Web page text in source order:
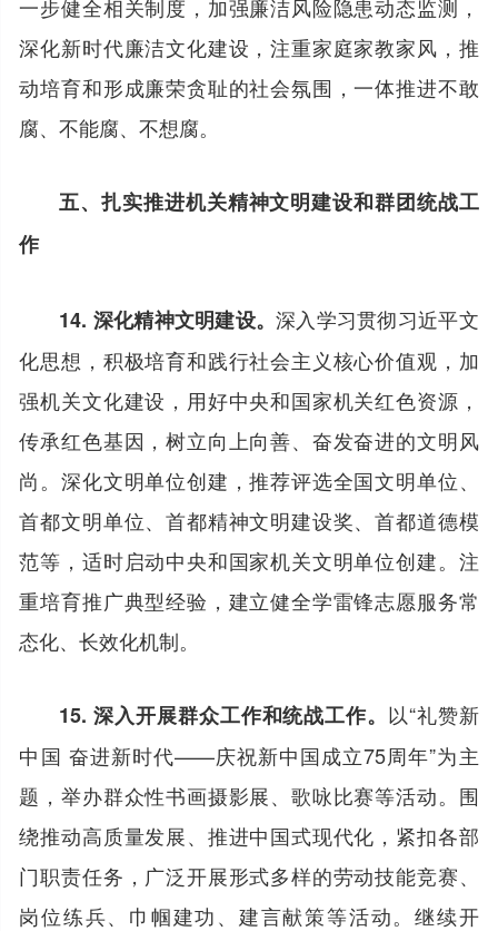
一步健全相关制度，加强廉洁风险隐患动态监测，
深化新时代廉洁文化建设，注重家庭家教家风，推
动培育和形成廉荣贪耻的社会氛围，一体推进不敢
腐、不能腐、不想腐。
五、扎实推进机关精神文明建设和群团统战工
作
14. 深化精神文明建设。深入学习贯彻习近平文
化思想，积极培育和践行社会主义核心价值观，加
强机关文化建设，用好中央和国家机关红色资源，
传承红色基因，树立向上向善、奋发奋进的文明风
尚。深化文明单位创建，推荐评选全国文明单位、
首都文明单位、首都精神文明建设奖、首都道德模
范等，适时启动中央和国家机关文明单位创建。注
重培育推广典型经验，建立健全学雷锋志愿服务常
态化、长效化机制。
15. 深入开展群众工作和统战工作。 以“礼赞新
中国 奋进新时代——庆祝新中国成立75周年”为主
题，举办群众性书画摄影展、歌咏比赛等活动。围
绕推动高质量发展、推进中国式现代化，紧扣各部
门职责任务，广泛开展形式多样的劳动技能竞赛、
岗位练兵、巾帼建功、建言献策等活动。继续开